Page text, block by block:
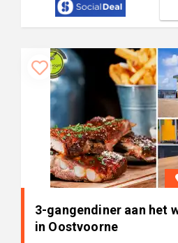
3-gangendiner aan het
in Oostvoorne